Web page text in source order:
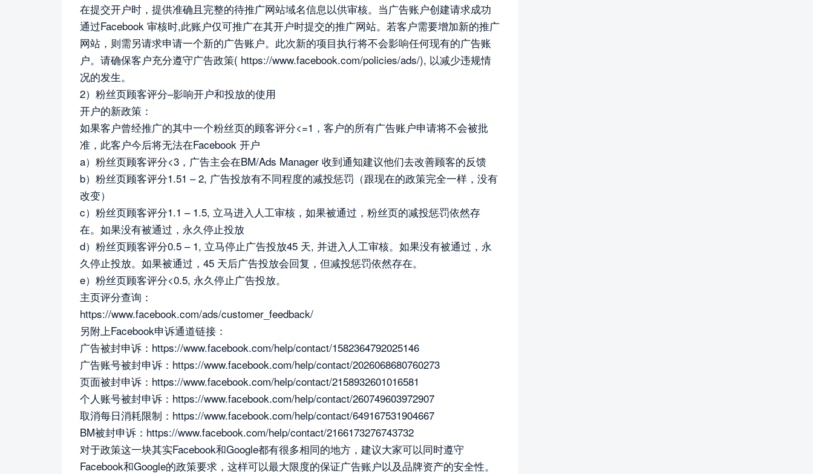
在提交开户时，提供准确且完整的待推广网站域名信息以供审核。当广告账户创建请求成功
通过Facebook 审核时,此账户仅可推广在其开户时提交的推广网站。若客户需要增加新的推广
网站，则需另请求申请一个新的广告账户。此次新的项目执行将不会影响任何现有的广告账
户。请确保客户充分遵守广告政策( https://www.facebook.com/policies/ads/), 以减少违规情
况的发生。
2）粉丝页顾客评分–影响开户和投放的使用
开户的新政策：
如果客户曾经推广的其中一个粉丝页的顾客评分<=1，客户的所有广告账户申请将不会被批
准，此客户今后将无法在Facebook 开户
a）粉丝页顾客评分<3，广告主会在BM/Ads Manager 收到通知建议他们去改善顾客的反馈
b）粉丝页顾客评分1.51 – 2, 广告投放有不同程度的减投惩罚（跟现在的政策完全一样，没有
改变）
c）粉丝页顾客评分1.1 – 1.5, 立马进入人工审核，如果被通过，粉丝页的减投惩罚依然存
在。如果没有被通过，永久停止投放
d）粉丝页顾客评分0.5 – 1, 立马停止广告投放45 天, 并进入人工审核。如果没有被通过，永
久停止投放。如果被通过，45 天后广告投放会回复，但减投惩罚依然存在。
e）粉丝页顾客评分<0.5, 永久停止广告投放。
主页评分查询：
https://www.facebook.com/ads/customer_feedback/
另附上Facebook申诉通道链接：
广告被封申诉：https://www.facebook.com/help/contact/1582364792025146
广告账号被封申诉：https://www.facebook.com/help/contact/2026068680760273
页面被封申诉：https://www.facebook.com/help/contact/2158932601016581
个人账号被封申诉：https://www.facebook.com/help/contact/260749603972907
取消每日消耗限制：https://www.facebook.com/help/contact/649167531904667
BM被封申诉：https://www.facebook.com/help/contact/2166173276743732
对于政策这一块其实Facebook和Google都有很多相同的地方，建议大家可以同时遵守
Facebook和Google的政策要求，这样可以最大限度的保证广告账户以及品牌资产的安全性。